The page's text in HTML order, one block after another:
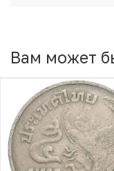
Вам может